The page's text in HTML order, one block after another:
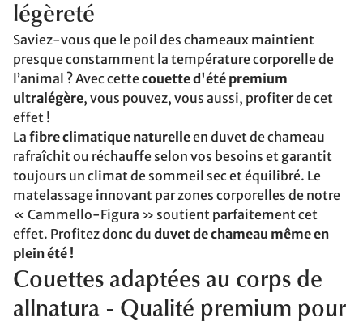
légèreté
Saviez-vous que le poil des chameaux maintient
presque constamment la température corporelle de
l’animal ? Avec cettecouette d'été premium
ultralégère, vous pouvez, vous aussi, profiter de cet
effet !
La fibre climatique naturelleen duvet de chameau
rafraîchit ou réchauffe selon vos besoins et garantit
toujours un climat de sommeil sec et équilibré. Le
matelassage innovant par zones corporelles de notre
« Cammello-Figura » soutient parfaitement cet
effet. Profitez donc du duvet de chameau même en
plein été !
Couettes adaptées au corps de
allnatura - Qualité premium pour